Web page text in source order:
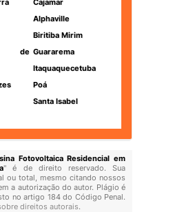
Cajamar
Alphaville
Biritiba Mirim
de Guararema
Itaquaquecetuba
Poá
Santa Isabel
Fotovoltaica Residencial em
" é de direito reservado. Sua
ou total, mesmo citando nossos
a autorização do autor. Plágio é
no artigo 184 do Código Penal.
direitos autorais.